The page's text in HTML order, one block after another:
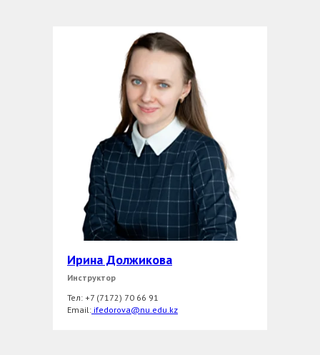
Ирина Должикова
Инструктор
Тел: +7 (7172) 70 66 91
Email: ifedorova@nu.edu.kz